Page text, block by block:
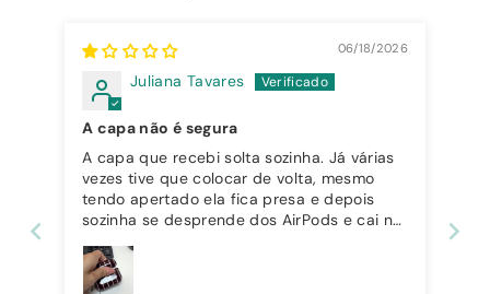
06/18/2026
Juliana Tavares
A capa não é segura
A capa que recebi solta sozinha. Já várias
vezes tive que colocar de volta, mesmo
tendo apertado ela fica presa e depois
sozinha se desprende dos AirPods e cai no
pois não estou satisfeita com o produto
que recebi.